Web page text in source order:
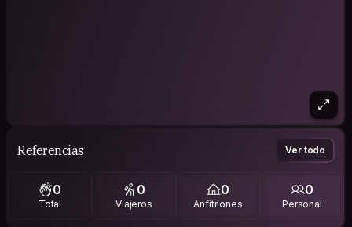
Referencias Ver todo
0
Total
0
Viajeros
0
Anfitriones
0
Personal